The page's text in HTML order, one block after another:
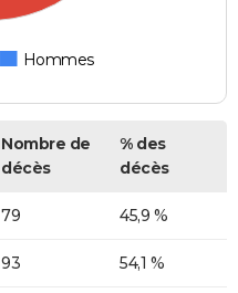
Hommes
Nombre de
décès
% des
décès
79 45,9 %
93 54,1 %